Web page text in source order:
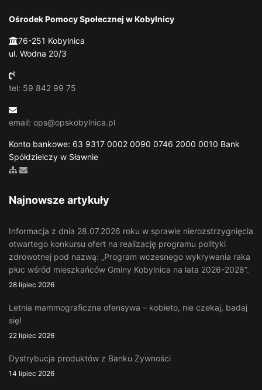
Ośrodek Pomocy Społecznej w Kobylnicy
76-251 Kobylnica
ul. Wodna 20/3
tel: 59 842 99 75
email: ops@opskobylnica.pl
Konto bankowe: 63 9317 0002 0090 0746 2000 0010 Bank
Spółdzielczy w Sławnie
Zobacz mapę strony
Wyślij email
Najnowsze artykuły
Informacja z dnia 28.07.2026 roku w sprawie nierozstrzygnięcia
otwartego konkursu ofert na realizację programu polityki
zdrowotnej pod nazwą: „Program wczesnego wykrywania raka
płuc wśród mieszkańców Gminy Kobylnica na lata 2026-2028”.
28 lipiec 2026
Letnia mammograficzna ofensywa – kobieto, nie czekaj, badaj
się!
22 lipiec 2026
Dystrybucja produktów z Banku Żywności
14 lipiec 2026